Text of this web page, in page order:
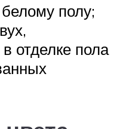
полу;
отделке пола